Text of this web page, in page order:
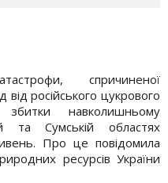
спричиненої
російського цукрового
навколишньому
та Сумській областях
Про це повідомила
ресурсів України